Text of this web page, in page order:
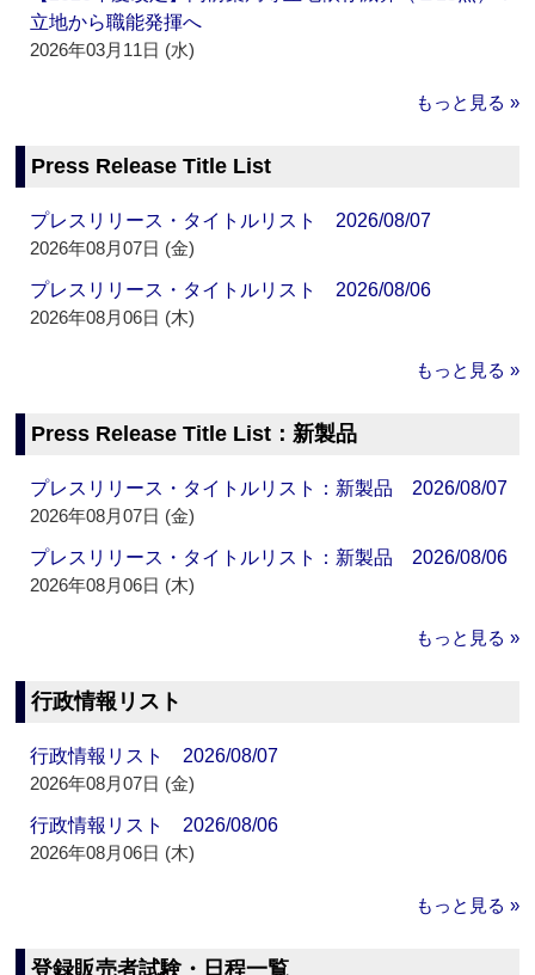
立地から職能発揮へ
2026年03月11日 (水)
もっと見る »
Press Release Title List
プレスリリース・タイトルリスト 2026/08/07
2026年08月07日 (金)
プレスリリース・タイトルリスト 2026/08/06
2026年08月06日 (木)
もっと見る »
Press Release Title List：新製品
プレスリリース・タイトルリスト：新製品 2026/08/07
2026年08月07日 (金)
プレスリリース・タイトルリスト：新製品 2026/08/06
2026年08月06日 (木)
もっと見る »
行政情報リスト
行政情報リスト 2026/08/07
2026年08月07日 (金)
行政情報リスト 2026/08/06
2026年08月06日 (木)
もっと見る »
登録販売者試験・日程一覧